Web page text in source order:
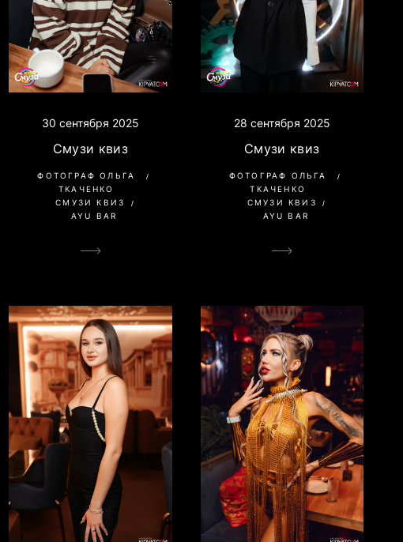
30 сентября 2025
Смузи квиз
ФОТОГРАФ ОЛЬГА
ТКАЧЕНКО
СМУЗИ КВИЗ
AYU BAR
28 сентября 2025
Смузи квиз
ФОТОГРАФ ОЛЬГА
ТКАЧЕНКО
СМУЗИ КВИЗ
AYU BAR